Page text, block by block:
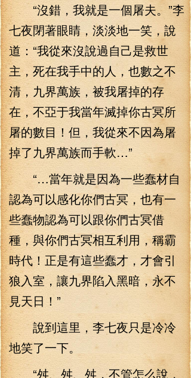
“沒錯，我就是一個屠夫。”李
七夜閉著眼睛，淡淡地一笑，說
道：“我從來沒說過自己是救世
主，死在我手中的人，也數之不
清，九界萬族，被我屠掉的存
在，不亞于我當年滅掉你古冥所
屠的數目！但，我從來不因為屠
掉了九界萬族而手軟…”
“…當年就是因為一些蠢材自
認為可以感化你們古冥，也有一
些蠢物認為可以跟你們古冥借
種，與你們古冥相互利用，稱霸
時代！正是有這些蠢才，才會引
狼入室，讓九界陷入黑暗，永不
見天日！”
說到這里，李七夜只是冷冷
地笑了一下。
“舛、舛、舛，不管怎么說，